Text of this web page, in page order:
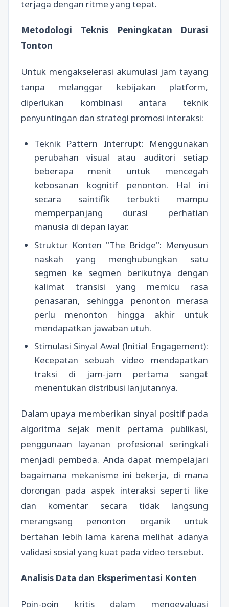
terjaga dengan ritme yang tepat.
Metodologi Teknis Peningkatan Durasi
Tonton
Untuk mengakselerasi akumulasi jam tayang
tanpa melanggar kebijakan platform,
diperlukan kombinasi antara teknik
penyuntingan dan strategi promosi interaksi:
Teknik Pattern Interrupt: Menggunakan
perubahan visual atau auditori setiap
beberapa menit untuk mencegah
kebosanan kognitif penonton. Hal ini
secara saintifik terbukti mampu
memperpanjang durasi perhatian
manusia di depan layar.
Struktur Konten "The Bridge": Menyusun
naskah yang menghubungkan satu
segmen ke segmen berikutnya dengan
kalimat transisi yang memicu rasa
penasaran, sehingga penonton merasa
perlu menonton hingga akhir untuk
mendapatkan jawaban utuh.
Stimulasi Sinyal Awal (Initial Engagement):
Kecepatan sebuah video mendapatkan
traksi di jam-jam pertama sangat
menentukan distribusi lanjutannya.
Dalam upaya memberikan sinyal positif pada
algoritma sejak menit pertama publikasi,
penggunaan layanan profesional seringkali
menjadi pembeda. Anda dapat mempelajari
bagaimana mekanisme ini bekerja, di mana
dorongan pada aspek interaksi seperti like
dan komentar secara tidak langsung
merangsang penonton organik untuk
bertahan lebih lama karena melihat adanya
validasi sosial yang kuat pada video tersebut.
Analisis Data dan Eksperimentasi Konten
Poin-poin kritis dalam mengevaluasi